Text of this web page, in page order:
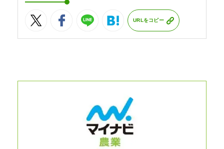
URLをコピー